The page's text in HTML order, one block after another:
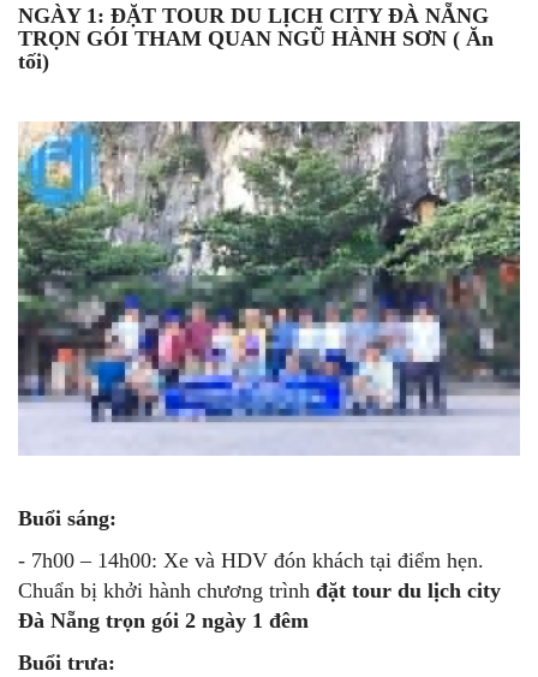
NGÀY 1: ĐẶT TOUR DU LỊCH CITY ĐÀ NẴNG
TRỌN GÓI THAM QUAN NGŨ HÀNH SƠN ( Ăn
tối)
Buổi sáng:
- 7h00 – 14h00: Xe và HDV đón khách tại điểm hẹn.
Chuẩn bị khởi hành chương trình đặt tour du lịch city
Đà Nẵng trọn gói 2 ngày 1 đêm
Buổi trưa: